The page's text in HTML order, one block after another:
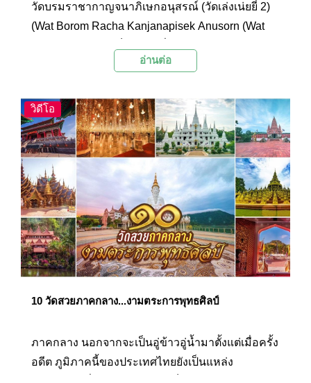
วัดบรมราชากาญจนาภิเษกอนุสรณ์ (วัดเล่งเน่ยยี่ 2)
(Wat Borom Racha Kanjanapisek Anusorn (Wat
สถาปัตยกรรมจีนที่คล้ายกับพระราชวังต้องห้ามที่
นิยมในช่วงตรุษจีน โดยชาวไทยเชื้อสายจีนและผู้มี
จิตศรัทธามักจะเดินทางมาไหว้ขอพรองค์ทวยเทพ
และทำบุญแก้ปีชงกันในทุกๆ ปี ซึ่งนอกจากการไหว้
ขอพรเพื่อความเป็นสิริมงคลแล้ว อีกหนึ่งไฮไลท์ของ
ที่นี่คือการเดินเที่ยวชมความสวยงามของวิหารและ
สิ่งปลูกสร้างต่างๆ ภายในวัดรวมถึงเที่ยวชมการ
ตกแต่งด้วยศิลปะจีนที่มีความงดงามเป็นอย่างมาก
อ่านต่อ
วิดีโอ
10 วัดสวยภาคกลาง...งามตระการพุทธศิลป์
ภาคกลาง นอกจากจะเป็นอู่ข้าวอู่น้ำมาตั้งแต่เมื่อครั้ง
อดีต ภูมิภาคนี้ของประเทศไทยยังเป็นแหล่ง